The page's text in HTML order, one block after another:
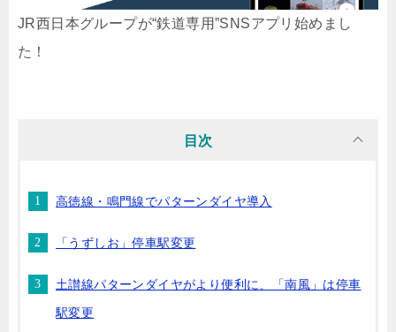
JR西日本グループが“鉄道専用”SNSアプリ始めまし
た！
目次
高徳線・鳴門線でパターンダイヤ導入
「うずしお」停車駅変更
土讃線パターンダイヤがより便利に、「南風」は停車
駅変更